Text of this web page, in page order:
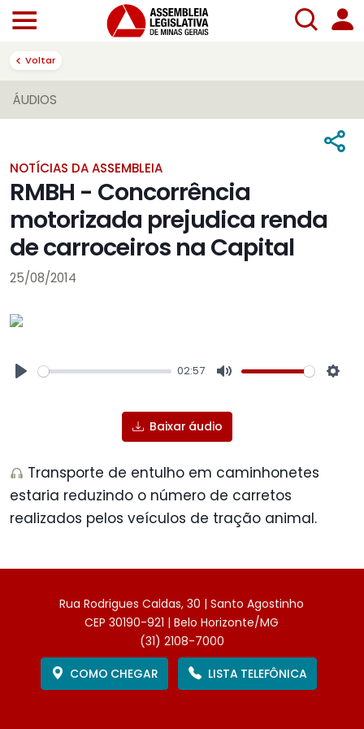
Voltar
ÁUDIOS
NOTÍCIAS DA ASSEMBLEIA
RMBH - Concorrência
motorizada prejudica renda
de carroceiros na Capital
25/08/2014
02:57
Baixar áudio
Transporte de entulho em caminhonetes
estaria reduzindo o número de carretos
realizados pelos veículos de tração animal.
Rua Rodrigues Caldas, 30 | Santo Agostinho
CEP 30190-921 | Belo Horizonte/MG
(31) 2108-7000
COMO CHEGAR
LISTA TELEFÔNICA